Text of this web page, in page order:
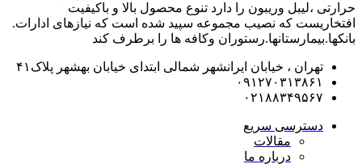
حرارتی ،لیبل وریبون را دارد تنوع محصول بالا و باکیفیت
افتخاریست که نصیب مجموعه سپید شده است که نیازهای ادارات.
بانکها.بیمارستانها.رستوران و‌کافه ها را برطرف کند
تهران ، خیابان ایرانشهر شمالی ابتدای خیابان بهشهر پلاک۴۱
۰۹۱۲۷۰۳۱۳۸۶۱
۰۲۱۸۸۳۴۹۵۶۷
دسترسی سریع
مقالات
درباره ما